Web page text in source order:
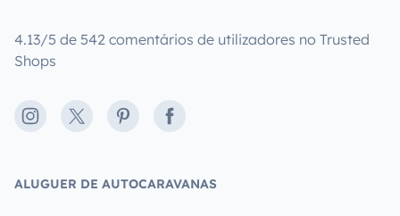
4.13/5 de 542 comentários de utilizadores no Trusted
Shops
Instagram
X PinterestFacebook
ALUGUER DE AUTOCARAVANAS